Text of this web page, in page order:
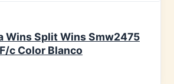
Wins Split Wins Smw2475
c Color Blanco